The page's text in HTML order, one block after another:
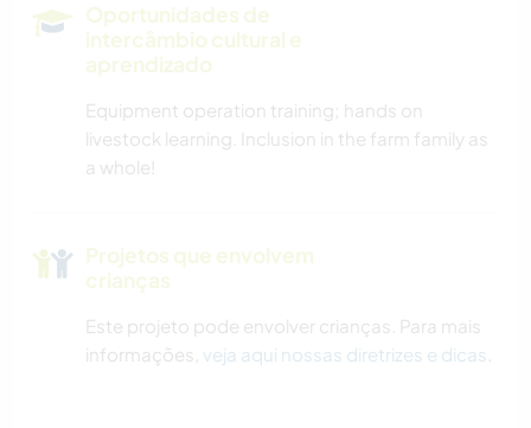
Oportunidades de
intercâmbio cultural e
aprendizado
Equipment operation training; hands on
livestock learning. Inclusion in the farm family as
a whole!
Projetos que envolvem
crianças
Este projeto pode envolver crianças. Para mais
informações, veja aqui nossas diretrizes e dicas